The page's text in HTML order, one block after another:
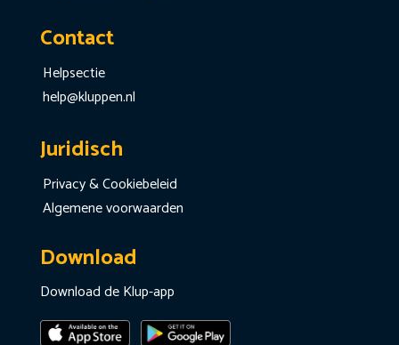
Contact
Helpsectie
help@kluppen.nl
Juridisch
Privacy & Cookiebeleid
Algemene voorwaarden
Download
Download de Klup-app